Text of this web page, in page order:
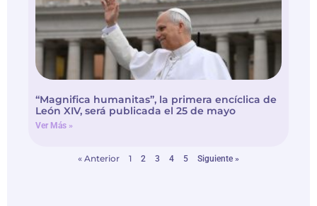
“Magnifica humanitas”, la primera encíclica de
León XIV, será publicada el 25 de mayo
Ver Más »
« Anterior 1 2 3 4 5 Siguiente »